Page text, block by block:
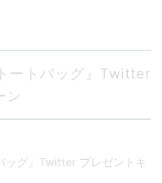
ートバッグ』Twitter
ン
ッグ』Twitter プレゼントキ